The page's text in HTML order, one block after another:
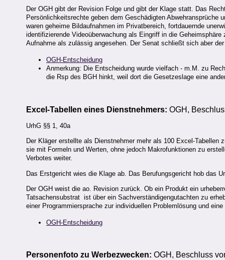
Der OGH gibt der Revision Folge und gibt der Klage statt. Das
Persönlichkeitsrechte geben dem Geschädigten
waren geheime Bildaufnahmen im Privatbereich, fortdauernde
identifizierende Videoüberwachung als Eingriff in die
Aufnahme als zulässig angesehen. Der Senat schließt sich aber
OGH-Entscheidung
Anmerkung: Die Entscheidung wurde vielfach - m.M. zu
die Rsp des BGH hinkt, weil dort die Gesetzeslage eine
Excel-Tabellen eines Dienstnehmers: OGH,
UrhG §§ 1, 40a
Der Kläger erstellte als Dienstnehmer mehr als 100 Excel-
sie mit Formeln und Werten, ohne jedoch Makrofunktionen zu
Verbotes weiter.
Das Erstgericht wies die Klage ab. Das Berufungsgericht hob das
Der OGH weist die ao. Revision zurück. Ob ein Produkt ein
Tatsachensubstrat ist über ein Sachverständigengutachten zu
einer Programmiersprache zur individuellen Problemlösung und
OGH-Entscheidung
Personenfoto zu Werbezwecken: OGH, Beschluss